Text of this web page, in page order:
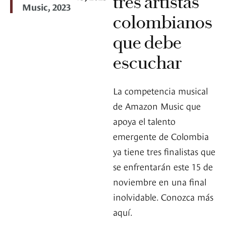
Music, 2023
colombianos
que debe
escuchar
La competencia musical
de Amazon Music que
apoya el talento
emergente de Colombia
ya tiene tres finalistas que
se enfrentarán este 15 de
noviembre en una final
inolvidable. Conozca más
aquí.